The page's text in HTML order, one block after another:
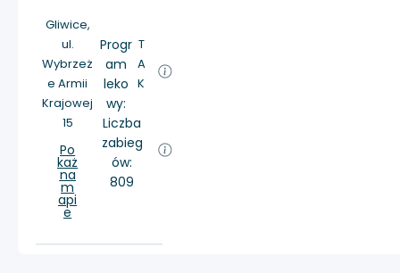
Gliwice,
ul.
Wybrzeż
e Armii
Krajowej
15
Po
każ
na
m
api
e
Progr
am
leko
wy:
T
A
K
Liczba
zabieg
ów:
809